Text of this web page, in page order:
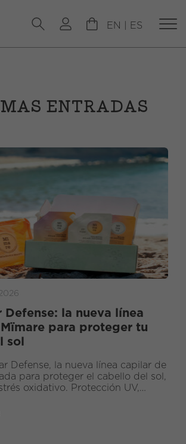
EN ES
ENTRADAS
Defense: la nueva línea
para proteger tu
sol
Defense, la nueva línea capilar de
para proteger el cabello del sol,
oxidativo. Protección UV,